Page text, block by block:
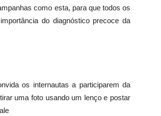
como esta, para que todos os
do diagnóstico precoce da
os internautas a participarem da
uma foto usando um lenço e postar